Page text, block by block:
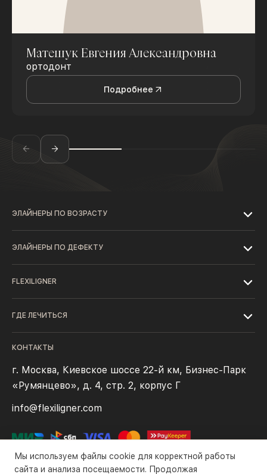
Матешук Евгения Александровна
ортодонт
Подробнее
ЭЛАЙНЕРЫ ПО ВОЗРАСТУ
ЭЛАЙНЕРЫ ПО ДЕФЕКТУ
FLEXILIGNER
ГДЕ ЛЕЧИТЬСЯ
КОНТАКТЫ
г. Москва, Киевское шоссе 22-й км, Бизнес-Парк
«Румянцево», д. 4, стр. 2, корпус Г
info@flexiligner.com
Мы используем файлы cookie для корректной работы
сайта и анализа посещаемости. Продолжая